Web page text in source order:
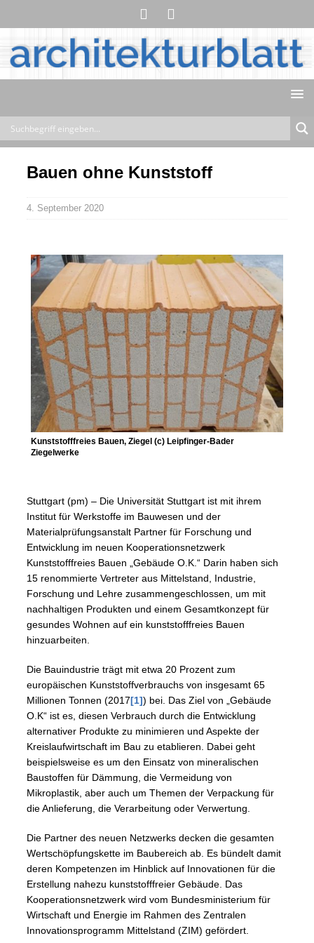
Bauen ohne Kunststoff
4. September 2020
Kunststofffreies Bauen, Ziegel (c) Leipfinger-Bader
Ziegelwerke
Stuttgart (pm) – Die Universität Stuttgart ist mit ihrem
Institut für Werkstoffe im Bauwesen und der
Materialprüfungsanstalt Partner für Forschung und
Entwicklung im neuen Kooperationsnetzwerk
Kunststofffreies Bauen „Gebäude O.K.“ Darin haben sich
15 renommierte Vertreter aus Mittelstand, Industrie,
Forschung und Lehre zusammengeschlossen, um mit
nachhaltigen Produkten und einem Gesamtkonzept für
gesundes Wohnen auf ein kunststofffreies Bauen
hinzuarbeiten.
Die Bauindustrie trägt mit etwa 20 Prozent zum
europäischen Kunststoffverbrauchs von insgesamt 65
Millionen Tonnen (2017[1]) bei. Das Ziel von „Gebäude
O.K“ ist es, diesen Verbrauch durch die Entwicklung
alternativer Produkte zu minimieren und Aspekte der
Kreislaufwirtschaft im Bau zu etablieren. Dabei geht
beispielsweise es um den Einsatz von mineralischen
Baustoffen für Dämmung, die Vermeidung von
Mikroplastik, aber auch um Themen der Verpackung für
die Anlieferung, die Verarbeitung oder Verwertung.
Die Partner des neuen Netzwerks decken die gesamten
Wertschöpfungskette im Baubereich ab. Es bündelt damit
deren Kompetenzen im Hinblick auf Innovationen für die
Erstellung nahezu kunststofffreier Gebäude. Das
Kooperationsnetzwerk wird vom Bundesministerium für
Wirtschaft und Energie im Rahmen des Zentralen
Innovationsprogramm Mittelstand (ZIM) gefördert.